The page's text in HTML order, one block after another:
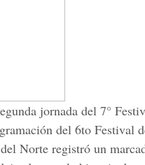
jornada del 7°
del 6to Festival
Norte registró un